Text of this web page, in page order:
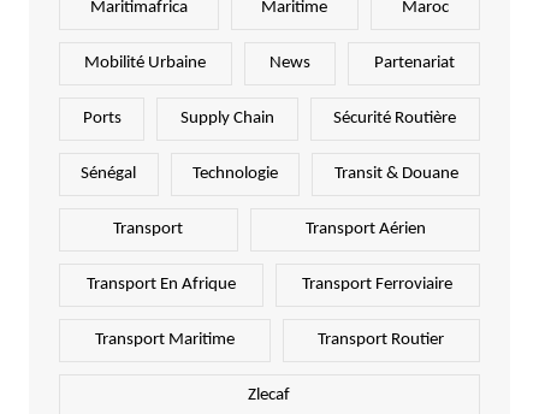
Maritimafrica Maritime Maroc
Mobilité Urbaine News Partenariat
Ports Supply Chain Sécurité Routière
Sénégal Technologie Transit & Douane
Transport Transport Aérien
Transport En Afrique Transport Ferroviaire
Transport Maritime Transport Routier
Zlecaf